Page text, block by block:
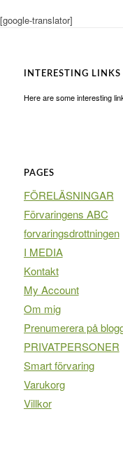
[google-translator]
INTERESTING LINKS
Here are some interesting
PAGES
FÖRELÄSNINGAR
Förvaringens ABC
forvaringsdrottningen
I MEDIA
Kontakt
My Account
Om mig
Prenumerera på
PRIVATPERSONER
Smart förvaring
Varukorg
Villkor